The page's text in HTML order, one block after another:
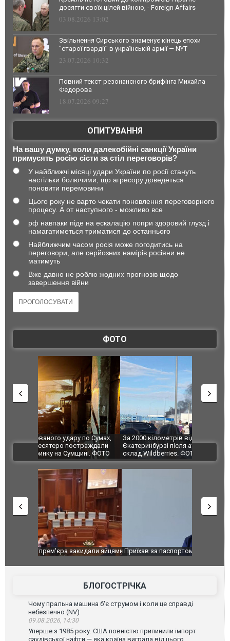
досягти своїх цілей війною, - Foreign Affairs
03.08.2026 13:02
Звільнення Сирського знаменує кінець епохи
"старої гвардії" в українській армії — NYT
23.07.2026 10:32
Повний текст резонансного брифінга Михайла
Федорова
18.07.2026 09:27
ОПИТУВАННЯ
На вашу думку, коли далекобійні санкції України
примусять росію сісти за стіл переговорів?
У найближчі місяці удари України по росії стануть
настільки болючими, що агресору доведеться
поновити перемовини
Цього року не варто чекати поновлення переговорного
процесу. А от наступного - можливо все
рф навпаки піде на ескалацію попри здоровий глузд і
намагатиметься триматися до останнього
Найближчим часом росія може погодитись на
переговори, але серйозних намірів росіяни не
матимуть
Вже давно не роблю жодних прогнозів щодо
завершення війни
ФОТО
За 2000 кілометрів від кордону з Україною: в
Єкатеринбурзі після атаки дронів загорівся
склад Wildberries. ФОТО. ВІДЕО
"Мої
ВІДЕО
яйцямиПриїхав за паспортом та квартирою": у полон
зіркового футболіста Мохамеда Салаха
Одесу
ураганним
БЛОГОСТРІЧКА
Чому пральна машина б'є струмом і коли це справді
небезпечно (NV)
09.08.2026, 14:30
Уперше з 1985 року. США повністю припинили імпорт
саудівської нафти — яка країна виграла від цього